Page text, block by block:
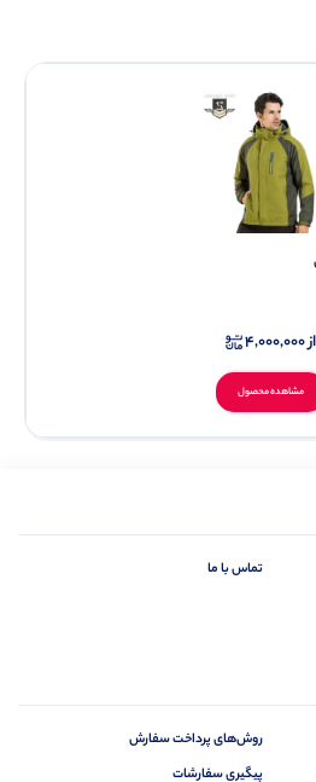
مشاهده محصول
از4,000,000
تماس با ما
روش‌های پرداخت سفارش
پیگیری سفارشات